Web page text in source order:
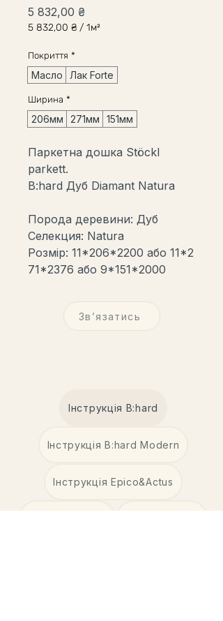
5 832,00 ₴Ціна
5 832,00 ₴ / 1м²
за
Квадратний
метр
Покриття *
Масло Лак Forte
Ширина *
206мм 271мм 151мм
Паркетна дошка Stöckl
parkett.
B:hard Дуб Diamant Natura
Порода деревини: Дуб
Селекция: Natura
Розмір: 11*206*2200 або 11*2
71*2376 або 9*151*2000
Звʼязатись
Інструкція B:hard
Інструкція B:hard Modern
Інструкція Epico&Actus